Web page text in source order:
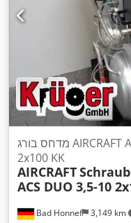
Bad Honnef 3,149 km
מדחס בורג AIRCRAFT ACS DUO 3.5-10
2x100 KK
AIRCRAFT
ACS DUO 3,5-10